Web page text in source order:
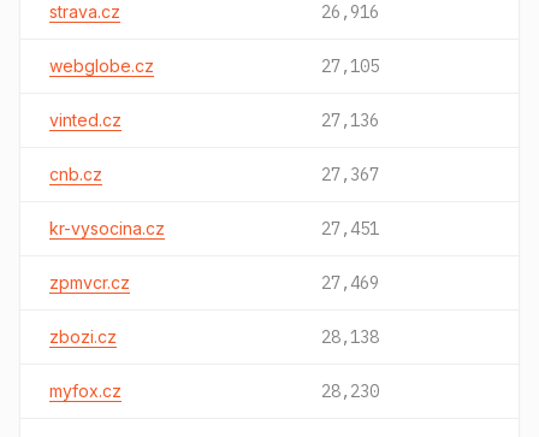
strava.cz 26,916
webglobe.cz 27,105
vinted.cz 27,136
cnb.cz 27,367
kr-vysocina.cz 27,451
zpmvcr.cz 27,469
zbozi.cz 28,138
myfox.cz 28,230